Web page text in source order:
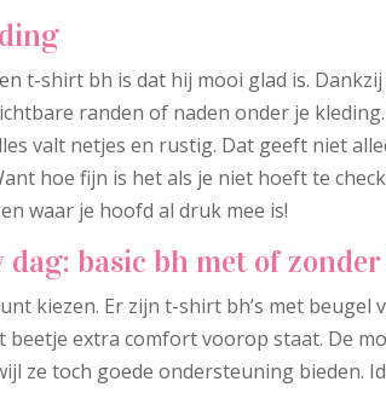
t-shirt bh is dat hij mooi glad is.
randen of naden onder je
valt netjes en rustig. Dat geeft niet
hoe fijn is het als je niet hoeft te
waar je hoofd al druk mee is!
basic bh met of
kiezen. Er zijn t-shirt bh’s met
extra comfort voorop staat. De
ze toch goede ondersteuning bieden.